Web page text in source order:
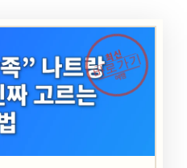
최신
바로가기
여행